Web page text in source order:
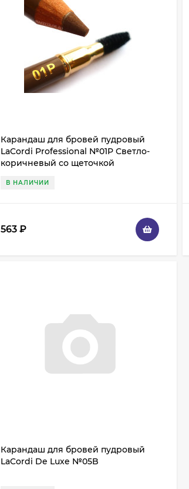
Карандаш для бровей пудровый
LaCordi Professional №01P Светло-
коричневый со щеточкой
В НАЛИЧИИ
563₽
Карандаш для бровей пудровый
LaCordi De Luxe №05B